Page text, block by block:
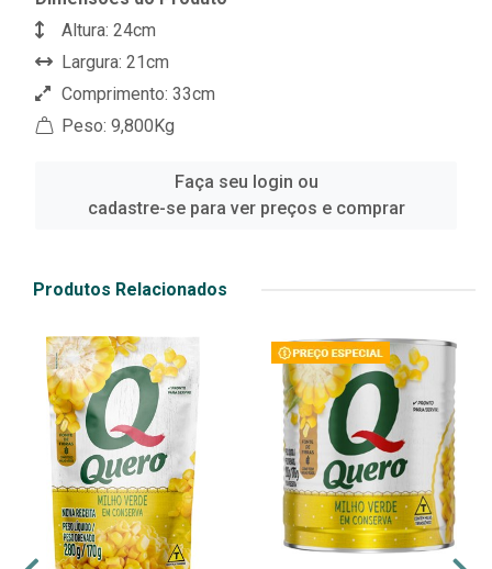
Altura: 24cm
Largura: 21cm
Comprimento: 33cm
Peso: 9,800Kg
Faça seu login ou
cadastre-se para ver preços e comprar
Produtos Relacionados